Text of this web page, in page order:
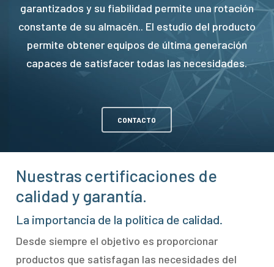
garantizados y su fiabilidad permite una rotación
constante de su almacén.. El estudio del producto
permite obtener equipos de última generación
capaces de satisfacer todas las necesidades.
CONTACTO
Nuestras certificaciones de
calidad y garantía.
La importancia de la política de calidad.
Desde siempre el objetivo es proporcionar
productos que satisfagan las necesidades del